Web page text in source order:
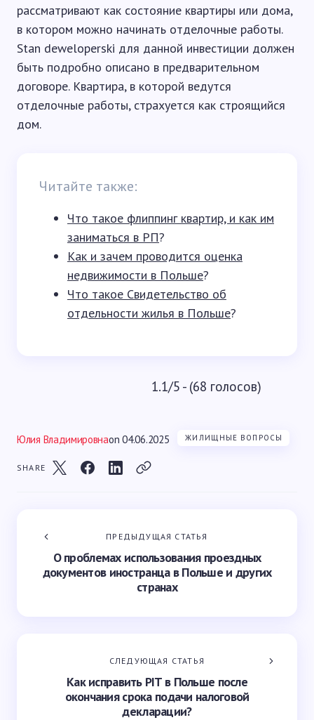
рассматривают как состояние квартиры или дома,
в котором можно начинать отделочные работы.
Stan deweloperski для данной инвестиции должен
быть подробно описано в предварительном
договоре. Квартира, в которой ведутся
отделочные работы, страхуется как строящийся
дом.
Читайте также:
Что такое флиппинг квартир, и как им
заниматься в РП?
Как и зачем проводится оценка
недвижимости в Польше?
Что такое Свидетельство об
отдельности жилья в Польше?
1.1/5 - (68 голосов)
Юлия Владимировнаon 04.06.2025 ЖИЛИЩНЫЕ ВОПРОСЫ
SHARE
ПРЕДЫДУЩАЯ СТАТЬЯ
О проблемах использования проездных
документов иностранца в Польше и других
странах
СЛЕДУЮЩАЯ СТАТЬЯ
Как исправить PIT в Польше после
окончания срока подачи налоговой
декларации?